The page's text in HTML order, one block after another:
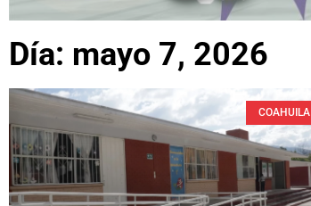
Día: mayo 7, 2026
COAHUILA